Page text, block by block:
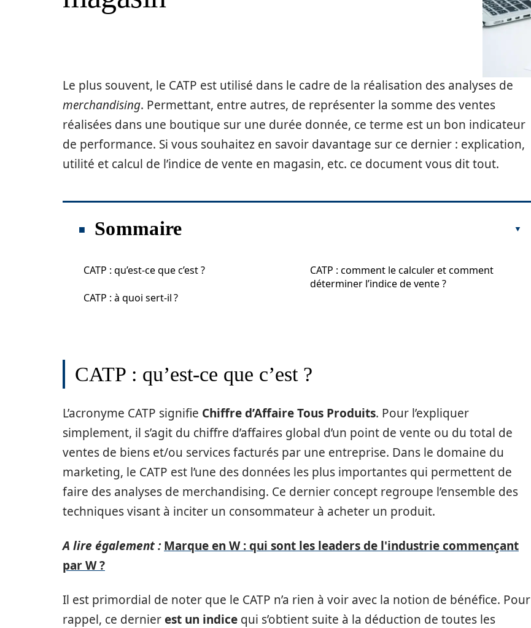
Le plus souvent, le CATP est utilisé dans le cadre de la réalisation des analyses de
merchandising. Permettant, entre autres, de représenter la somme des ventes
réalisées dans une boutique sur une durée donnée, ce terme est un bon indicateur
de performance. Si vous souhaitez en savoir davantage sur ce dernier : explication,
utilité et calcul de l’indice de vente en magasin, etc. ce document vous dit tout.
Sommaire
CATP : qu’est-ce que c’est ?
CATP : à quoi sert-il ?
CATP : comment le calculer et comment
déterminer l’indice de vente ?
CATP : qu’est-ce que c’est ?
L’acronyme CATP signifie Chiffre d’Affaire Tous Produits. Pour l’expliquer
simplement, il s’agit du chiffre d’affaires global d’un point de vente ou du total de
ventes de biens et/ou services facturés par une entreprise. Dans le domaine du
marketing, le CATP est l’une des données les plus importantes qui permettent de
faire des analyses de merchandising. Ce dernier concept regroupe l’ensemble des
techniques visant à inciter un consommateur à acheter un produit.
A lire également : Marque en W : qui sont les leaders de l'industrie commençant
par W ?
Il est primordial de noter que le CATP n’a rien à voir avec la notion de bénéfice. Pour
rappel, ce dernierest un indice qui s’obtient suite à la déduction de toutes les